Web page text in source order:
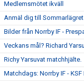
Medlemsmötet ikväll
Anmäl dig till Sommarlägret
Bilder från Norrby IF -
Veckans mål? Richard
Richy Yarsuvat matchhjälte.
Matchdags: Norrby IF - KSF